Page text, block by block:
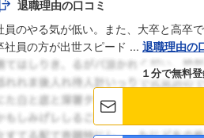
退職理由の口コミ
員のやる気が低い。また、大卒と高卒
社員の方が出世スピード ... 退職理由の
１分で無料